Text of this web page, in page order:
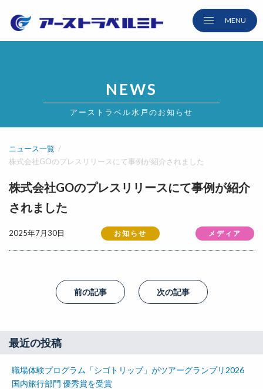
NEWS
アーストラベル水戸のお知らせ
ニュース一覧
株式会社GOのプレスリリースにて事例が紹介されました
株式会社GOのプレスリリースにて事例が紹介
されました
2025年7月30日 お知らせ メディア
前の記事 次の記事
最近の投稿
職場体験プログラム「シゴトリップ」がツアーグランプリ2026
国内旅行部門 優秀賞を受賞